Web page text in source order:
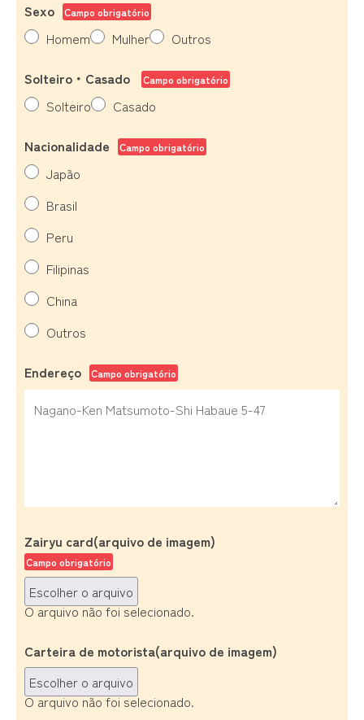
Sexo Campo obrigatório
Homem Mulher Outros
Solteiro・Casado Campo obrigatório
Solteiro Casado
Nacionalidade Campo obrigatório
Japão
Brasil
Peru
Filipinas
China
Outros
Endereço Campo obrigatório
Zairyu card(arquivo de imagem)
Campo obrigatório
Escolher o arquivo
O arquivo não foi selecionado.
Carteira de motorista(arquivo de imagem)
Escolher o arquivo
O arquivo não foi selecionado.